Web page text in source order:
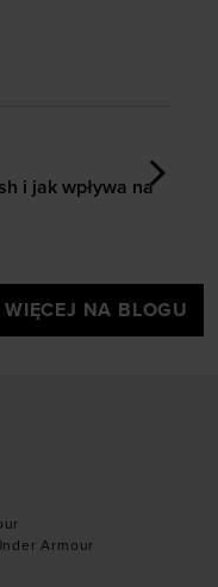
i jak wpływa na
WIĘCEJ NA BLOGU
Armour